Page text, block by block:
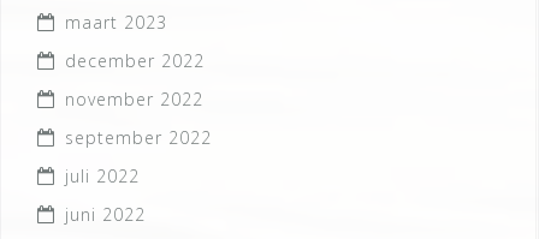
maart 2023
december 2022
november 2022
september 2022
juli 2022
juni 2022